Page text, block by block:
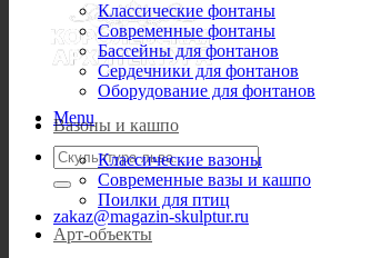
Menu
Искать:
zakaz@magazin-skulptur.ru
Классические фонтаны
Современные фонтаны
Бассейны для фонтанов
Сердечники для фонтанов
Оборудование для фонтанов
Вазоны и кашпо
Классические вазоны
Современные вазы и кашпо
Поилки для птиц
Арт-объекты